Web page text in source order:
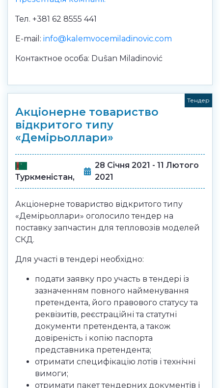
Тел. +381 62 8555 441
Е-mail: info@kalemvocemiladinovic.com
Контактное особа: Duŝan Miladinović
Акціонерне товариство
відкритого типу
«Демірьоллари»
Тендер
Туркменістан,
28 Січня 2021 - 11 Лютого
2021
Акціонерне товариство відкритого типу
«Демірьоллари» оголосило тендер на
поставку запчастин для тепловозів моделей
СКД.
Для участі в тендері необхідно:
подати заявку про участь в тендері із
зазначенням повного найменування
претендента, його правового статусу та
реквізитів, реєстраційні та статутні
документи претендента, а також
довіреність і копію паспорта
представника претендента;
отримати специфікацію лотів і технічні
вимоги;
отримати пакет тендерних документів і